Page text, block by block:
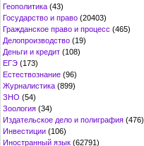
Геополитика (43)
Государство и право (20403)
Гражданское право и процесс (465)
Делопроизводство (19)
Деньги и кредит (108)
ЕГЭ (173)
Естествознание (96)
Журналистика (899)
ЗНО (54)
Зоология (34)
Издательское дело и полиграфия (476)
Инвестиции (106)
Иностранный язык (62791)